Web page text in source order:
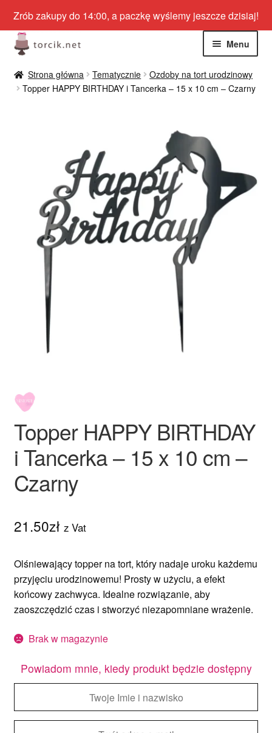
Zrób zakupy do 14:00, a paczkę wyślemy jeszcze dzisiaj!
Przejdź
do
nawigacji
Przejdź
do
treści
Menu
Jadalne
Rozwiń
menu
Tematyczne
menu
Wyprzedaż
Nowości
Ozdoby na tort weselny
Strona główna Tematycznie
Ozdoby na tort urodzinowy
Topper HAPPY BIRTHDAY i Tancerka – 15 x 10 cm – Czarny
Topper HAPPY BIRTHDAY
i Tancerka – 15 x 10 cm –
Czarny
21.50zł z Vat
Olśniewający topper na tort, który nadaje uroku każdemu
przyjęciu urodzinowemu! Prosty w użyciu, a efekt
końcowy zachwyca. Idealne rozwiązanie, aby
zaoszczędzić czas i stworzyć niezapomniane wrażenie.
Brak w magazynie
Powiadom mnie, kiedy produkt będzie dostępny